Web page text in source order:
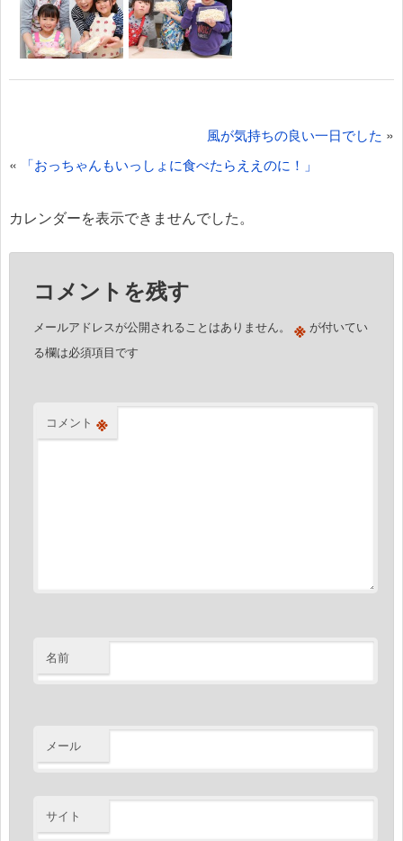
稿
ビ
風が気持ちの良い一日でした »
«
「おっちゃんもいっしょに食べたらええのに！」
カレンダーを表示できませんでした。
コメントを残す
メールアドレスが公開されることはありません。 ※が付いてい
る欄は必須項目です
コメント ※
名前
メール
サイト